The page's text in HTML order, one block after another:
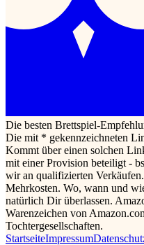
Die besten Brettspiel-
Die mit * gekennzeichneten
Kommt über einen solchen
mit einer Provision beteiligt -
wir an qualifizierten
Mehrkosten. Wo, wann und
natürlich Dir überlassen.
Warenzeichen von
Tochtergesellschaften.
StartseiteImpressum